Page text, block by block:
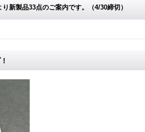
新製品33点のご案内です。（4/30締切）